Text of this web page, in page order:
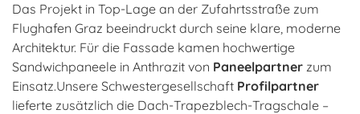
Das Projekt in Top-Lage an der Zufahrtsstraße zum
Flughafen Graz beeindruckt durch seine klare, moderne
Architektur. Für die Fassade kamen hochwertige
Sandwichpaneele in Anthrazit von Paneelpartner zum
Einsatz.Unsere Schwestergesellschaft Profilpartner
lieferte zusätzlich die Dach-Trapezblech-Tragschale –